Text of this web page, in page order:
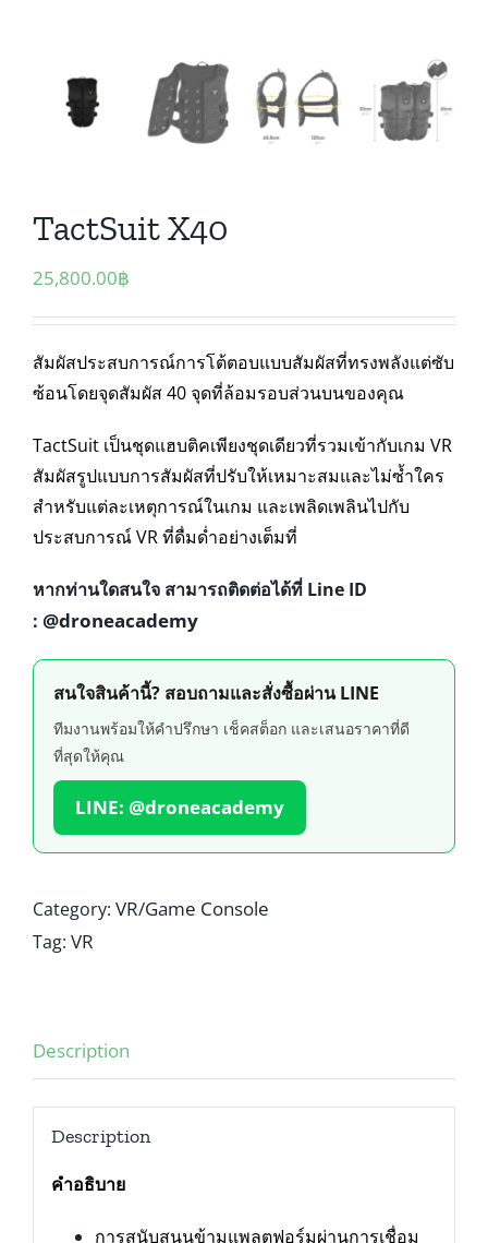
TactSuit X40
25,800.00฿
สัมผัสประสบการณ์การโต้ตอบแบบสัมผัสที่ทรงพลังแต่ซับ
ซ้อนโดยจุดสัมผัส 40 จุดที่ล้อมรอบส่วนบนของคุณ
TactSuit เป็นชุดแฮบติคเพียงชุดเดียวที่รวมเข้ากับเกม VR
สัมผัสรูปแบบการสัมผัสที่ปรับให้เหมาะสมและไม่ซ้ำใคร
สำหรับแต่ละเหตุการณ์ในเกม และเพลิดเพลินไปกับ
ประสบการณ์ VR ที่ดื่มด่ำอย่างเต็มที่
หากท่านใดสนใจ สามารถติดต่อได้ที่ Line ID
: @droneacademy
สนใจสินค้านี้? สอบถามและสั่งซื้อผ่าน LINE
ทีมงานพร้อมให้คำปรึกษา เช็คสต็อก และเสนอราคาที่ดี
ที่สุดให้คุณ
LINE: @droneacademy
Category: VR/Game Console
Tag: VR
Description
Description
คำอธิบาย
การสนับสนุนข้ามแพลตฟอร์มผ่านการเชื่อม